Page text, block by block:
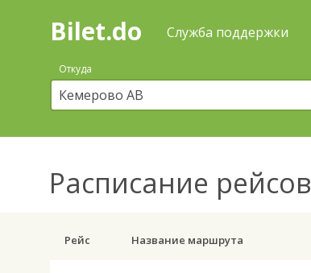
Поиск
покупка
билетов
автобус
онлайн
Bilet.do Служба поддержки
Откуда
Расписание рейсов
Рейс Название маршрута